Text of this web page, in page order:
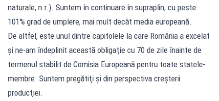
naturale, n.r.). Suntem în continuare în supraplin, cu peste
101% grad de umplere, mai mult decât media europeană.
De altfel, este unul dintre capitolele la care România a excelat
şi ne-am îndeplinit această obligaţie cu 70 de zile înainte de
termenul stabilit de Comisia Europeană pentru toate statele-
membre. Suntem pregătiţi şi din perspectiva creşterii
producţiei.